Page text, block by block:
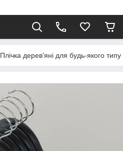
Плічка дерев'яні для будь-якого